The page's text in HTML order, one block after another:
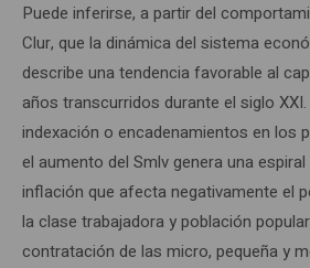
Puede inferirse, a partir del
Clur, que la dinámica del sistema
describe una tendencia favorable al
años transcurridos durante el siglo
indexación o encadenamientos en los
el aumento del Smlv genera una
inflación que afecta negativamente el
la clase trabajadora y población
contratación de las micro, pequeña y